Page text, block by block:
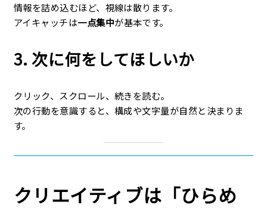
情報を詰め込むほど、視線は散ります。
アイキャッチは一点集中が基本です。
3. 次に何をしてほしいか
クリック、スクロール、続きを読む。
次の行動を意識すると、構成や文字量が自然と決まりま
す。
クリエイティブは「ひらめ